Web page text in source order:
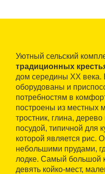
Уютный сельский
традиционных
дом середины XX века.
оборудованы и
потребностям в
построены из местных
тростник, глина,
посудой, типичной для
которой является рис.
небольшими прудами,
лодке. Самый большой
девять койко-мест,